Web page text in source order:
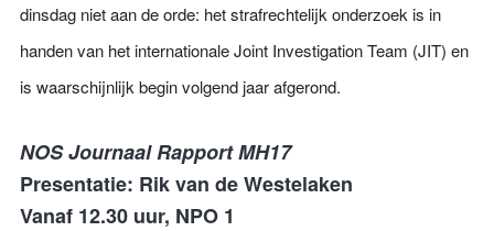
dinsdag niet aan de orde: het strafrechtelijk onderzoek is in
handen van het internationale Joint Investigation Team (JIT) en
is waarschijnlijk begin volgend jaar afgerond.
NOS Journaal Rapport MH17
Presentatie: Rik van de Westelaken
Vanaf 12.30 uur, NPO 1